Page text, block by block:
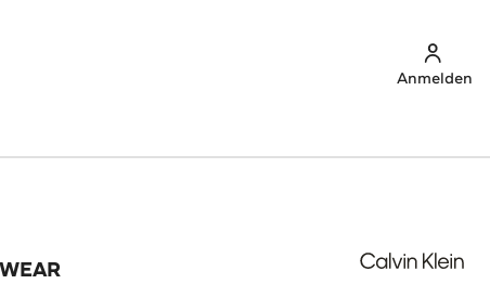
Anmelden